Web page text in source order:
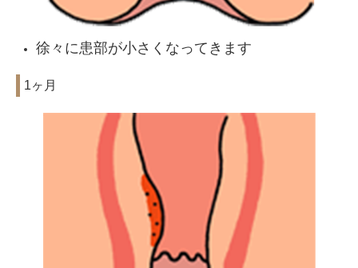
徐々に患部が小さくなってきます
1ヶ月